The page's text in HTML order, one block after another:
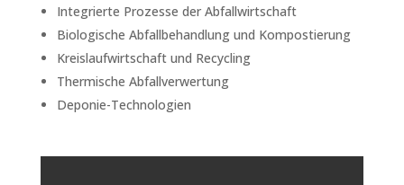
Integrierte Prozesse der Abfallwirtschaft
Biologische Abfallbehandlung und Kompostierung
Kreislaufwirtschaft und Recycling
Thermische Abfallverwertung
Deponie-Technologien